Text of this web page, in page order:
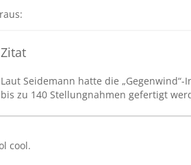
Zitat
Laut Seidemann hatte die
bis zu 140 Stellungnahmen gefertigt
cool.